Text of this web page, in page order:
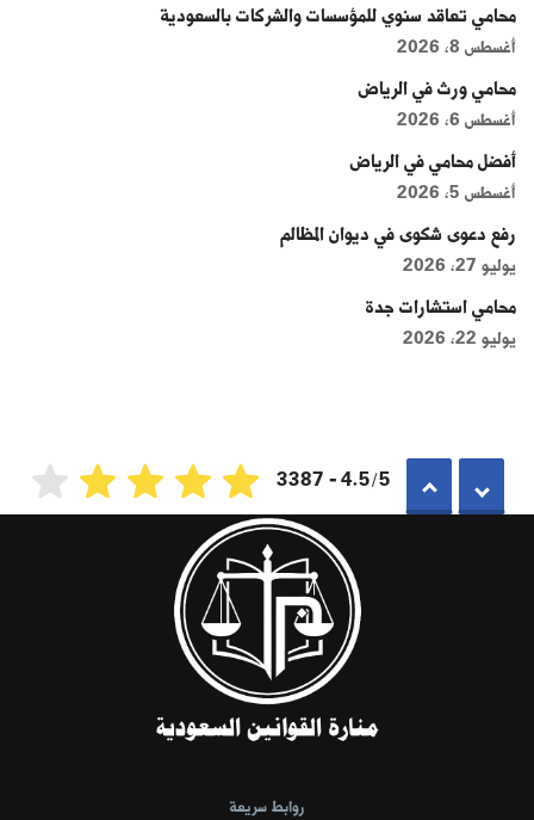
محامي تعاقد سنوي للمؤسسات والشركات بالسعودية
أغسطس 8, 2026
محامي ورث في الرياض
أغسطس 6, 2026
أفضل محامي في الرياض
أغسطس 5, 2026
رفع دعوى شكوى في ديوان المظالم
يوليو 27, 2026
محامي استشارات جدة
يوليو 22, 2026
4.5/5 - 3387
روابط سريعة